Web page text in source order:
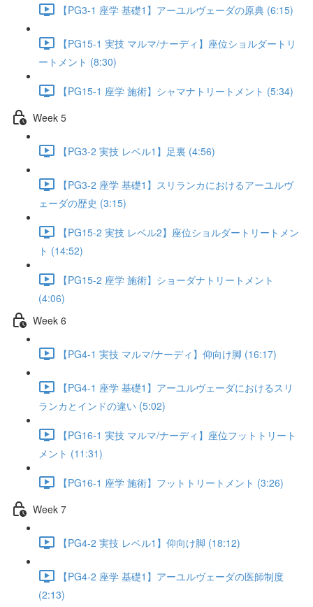
【PG3-1 座学 基礎1】アーユルヴェーダの原典 (6:15)
【PG15-1 実技 マルマ/ナーディ】座位ショルダートリ
ートメント (8:30)
【PG15-1 座学 施術】シャマナトリートメント (5:34)
Week 5
【PG3-2 実技 レベル1】足裏 (4:56)
【PG3-2 座学 基礎1】スリランカにおけるアーユルヴ
ェーダの歴史 (3:15)
【PG15-2 実技 レベル2】座位ショルダートリートメン
ト (14:52)
【PG15-2 座学 施術】ショーダナトリートメント
(4:06)
Week 6
【PG4-1 実技 マルマ/ナーディ】仰向け脚 (16:17)
【PG4-1 座学 基礎1】アーユルヴェーダにおけるスリ
ランカとインドの違い (5:02)
【PG16-1 実技 マルマ/ナーディ】座位フットトリート
メント (11:31)
【PG16-1 座学 施術】フットトリートメント (3:26)
Week 7
【PG4-2 実技 レベル1】仰向け脚 (18:12)
【PG4-2 座学 基礎1】アーユルヴェーダの医師制度
(2:13)